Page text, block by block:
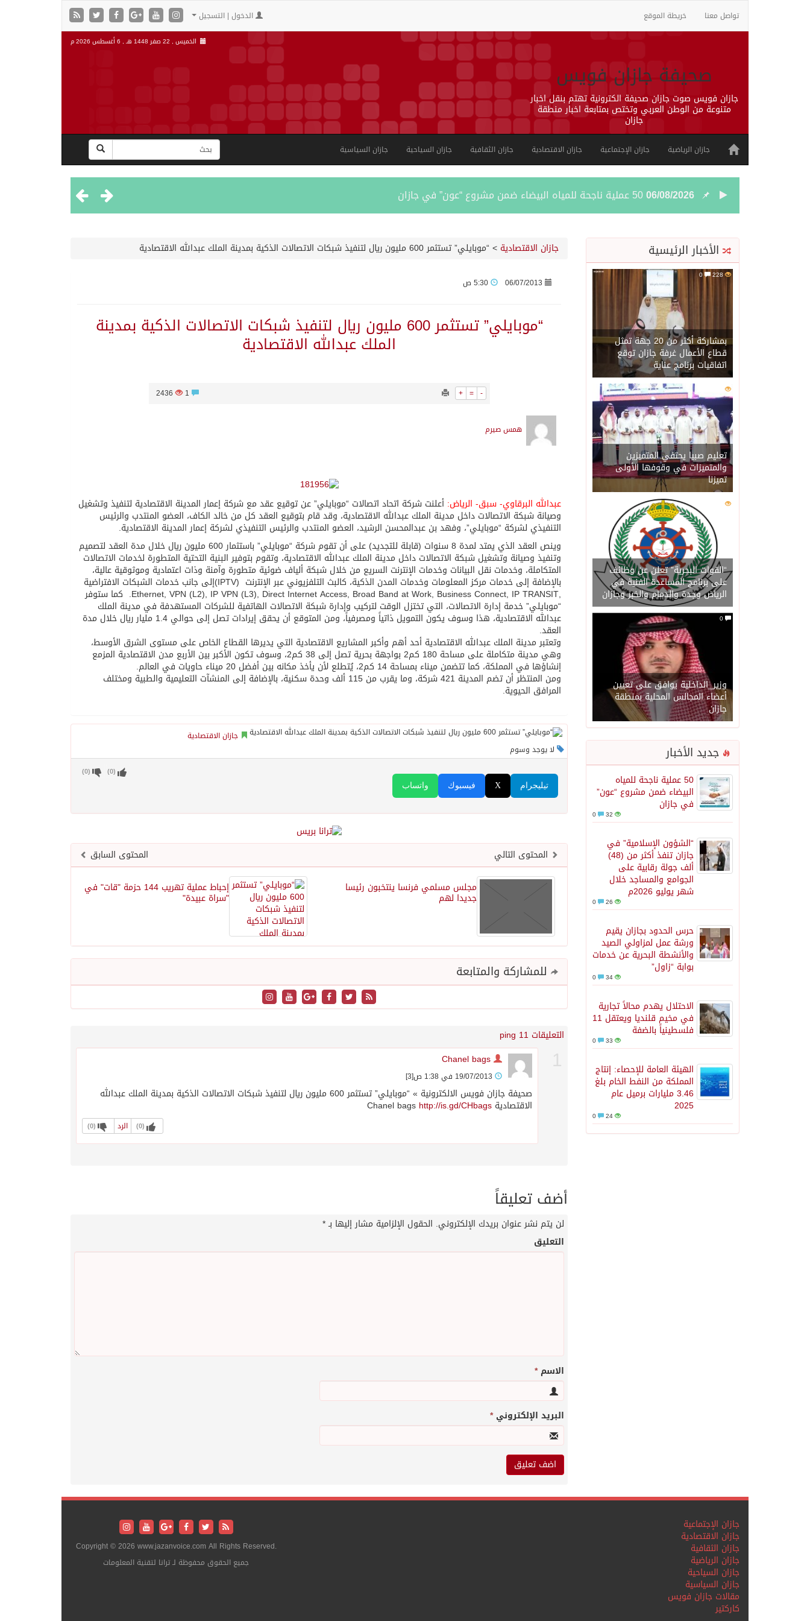
تواصل معنا خريطة الموقع الدخول | التسجيل
صحيفة جازان فويس
جازان فويس صوت جازان صحيفة الكترونية تهتم بنقل اخبار
متنوعة من الوطن العربي وتختص بمتابعة اخبار منطقة
جازان
الخميس , 22 صفر 1448 هـ , 6 أغسطس 2026 م
جازان الرياضية جازان الإجتماعية جازان الاقتصادية جازان الثقافية جازان السياحية جازان السياسية
06/08/202650 عملية ناجحة للمياه البيضاء ضمن مشروع “عون” في جازان
06/08/2026حرس الحدود بجازان يقيم ورشة عمل لمزاولي الصيد والأنشطة البحرية عن خدمات بوابة “زاول”
06/08/2026الاحتلال يهدم محالاً تجارية في مخيم قلنديا ويعتقل 11 فلسطينياً بالضفة
06/08/2026الهيئة العامة للإحصاء: إنتاج المملكة من النفط الخام بلغ 3.46 مليارات برميل عام 2025
06/08/2026«الصحة العالمية» تحذر: إيبولا يتسارع في الكونغو ويتجاوز قدرات الاستجابة
06/08/2026«لدينا كميات هائلة».. ترامب يرد على تقارير نفاد الصواريخ الدقيقة بعد حرب إيران والبنتاغون يلتزم الصمت
06/08/2026مركز “استدامة” بجازان يستعرض نظم وتقنيات الري الزراعية
06/08/2026أمير منطقة جازان يكرّم ثلاثة مواطنين لتبرعهم بأجزاء من أعضائهم
06/08/2026القبض على مواطن لنقله (11) مخالفًا لنظام أمن الحدود بمنطقة جازان
الأخبار الرئيسية
228
بمشاركة أكثر من 20 جهة تمثل
قطاع الأعمال غرفة جازان توقع
اتفاقيات برنامج عناية
202
تعليم صبيا يحتفي المتميزين
والمتميزات في وقوفها الأولى
تميزنا
202
“القوات البحرية” تعلن عن وظائف
على برنامج المساعدة الفنية في
الرياض وجدة والدمام والخبر وجازان
وزير_الداخلية يوافق على تعيين
أعضاء المجالس المحلية بمنطقة
جازان
جديد الأخبار
50 عملية ناجحة للمياه
البيضاء ضمن مشروع “عون”
في جازان
32
“الشؤون الإسلامية” في
جازان تنفذ أكثر من (48)
ألف جولة رقابية على
الجوامع والمساجد خلال
شهر يوليو 2026م
26
حرس الحدود بجازان يقيم
ورشة عمل لمزاولي الصيد
والأنشطة البحرية عن خدمات
بوابة “زاول”
34
الاحتلال يهدم محالاً تجارية
في مخيم قلنديا ويعتقل 11
فلسطينياً بالضفة
33
الهيئة العامة للإحصاء: إنتاج
المملكة من النفط الخام بلغ
3.46 مليارات برميل عام
2025
24
جازان الاقتصادية > “موبايلي” تستثمر 600 مليون ريال لتنفيذ شبكات الاتصالات الذكية بمدينة الملك عبدالله الاقتصادية
06/07/2013
“موبايلي” تستثمر 600 مليون ريال لتنفيذ شبكات الاتصالات الذكية بمدينة
الملك عبدالله الاقتصادية
+ = -
2436
همس صيرم
عبدالله البرقاوي- سبق- الرياض: أعلنت شركة اتحاد اتصالات “موبايلي” عن توقيع عقد مع شركة إعمار المدينة الاقتصادية لتنفيذ وتشغيل
وصيانة شبكة الاتصالات داخل مدينة الملك عبدالله الاقتصادية، وقد قام بتوقيع العقد كل من خالد الكاف، العضو المنتدب والرئيس
التنفيذي لشركة “موبايلي”، وفهد بن عبدالمحسن الرشيد، العضو المنتدب والرئيس التنفيذي لشركة إعمار المدينة الاقتصادية.
وينص العقد الذي يمتد لمدة 8 سنوات (قابلة للتجديد) على أن تقوم شركة “موبايلي” باستثمار 600 مليون ريال خلال مدة العقد لتصميم
وتنفيذ وصيانة وتشغيل شبكة الاتصالات داخل مدينة الملك عبدالله الاقتصادية، وتقوم بتوفير البنية التحتية المتطورة لخدمات الاتصالات
المتكاملة، وخدمات نقل البيانات وخدمات الإنترنت السريع من خلال شبكة ألياف ضوئية متطورة وآمنة وذات اعتمادية وموثوقية عالية،
بالإضافة إلى خدمات مركز المعلومات وخدمات المدن الذكية، كالبث التلفزيوني عبر الإنترنت (IPTV)إلى جانب خدمات الشبكات الافتراضية
,Ethernet, VPN (L2), IP VPN (L3), Direct Internet Access, Broad Band at Work, Business Connect, IP TRANSIT. كما ستوفر
“موبايلي” خدمة إدارة الاتصالات، التي تختزل الوقت لتركيب وإدارة شبكة الاتصالات الهاتفية للشركات المستهدفة في مدينة الملك
عبدالله الاقتصادية، هذا وسوف يكون التمويل ذاتياً ومصرفياً، ومن المتوقع أن يحقق إيرادات تصل إلى حوالي 1.4 مليار ريال خلال مدة
العقد.
وتعتبر مدينة الملك عبدالله الاقتصادية أحد أهم وأكبر المشاريع الاقتصادية التي يديرها القطاع الخاص على مستوى الشرق الأوسط،
وهي مدينة متكاملة على مساحة 180 كم2 بواجهة بحرية تصل إلى 38 كم2، وسوف تكون الأكبر بين الأربع مدن الاقتصادية المزمع
إنشاؤها في المملكة، كما تتضمن ميناء بمساحة 14 كم2، يُتطلع لأن يأخذ مكانه بين أفضل 20 ميناء حاويات في العالم.
ومن المنتظر أن تضم المدينة 421 شركة، وما يقرب من 115 ألف وحدة سكنية، بالإضافة إلى المنشآت التعليمية والطبية ومختلف
المرافق الحيوية.
جازان الاقتصادية
لا يوجد وسوم
واتساب فيسبوك X تيليجرام
(
0
) (
0
)
المحتوى السابق
المحتوى التالي
إحباط عملية تهريب 144 حزمة "قات" في
"سراة عبيدة"
مجلس مسلمي فرنسا ينتخبون رئيسا
جديدا لهم
للمشاركة والمتابعة
التعليقات 1 1 ping
1
[3]
صحيفة جازان فويس الالكترونية » “موبايلي” تستثمر 600 مليون ريال لتنفيذ شبكات الاتصالات الذكية بمدينة الملك عبدالله
الاقتصادية Chanel bags http://is.gd/CHbags
(
0
) الرد (
0
)
أضف تعليقاً
لن يتم نشر عنوان بريدك الإلكتروني. الحقول الإلزامية مشار إليها بـ*
التعليق
الاسم*
البريد الإلكتروني*
جازان الإجتماعية
جازان الاقتصادية
جازان الثقافية
جازان الرياضية
جازان السياحية
جازان السياسية
مقالات جازان فويس
كاركتير
Copyright © 2026 www.jazanvoice.com All Rights Reserved.
جميع الحقوق محفوظة لـ ترانا لتقنية المعلومات